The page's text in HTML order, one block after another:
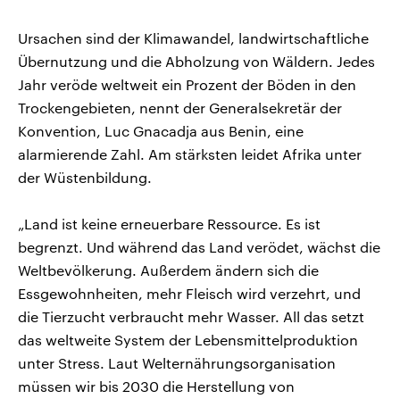
Ursachen sind der Klimawandel, landwirtschaftliche
Übernutzung und die Abholzung von Wäldern. Jedes
Jahr veröde weltweit ein Prozent der Böden in den
Trockengebieten, nennt der Generalsekretär der
Konvention, Luc Gnacadja aus Benin, eine
alarmierende Zahl. Am stärksten leidet Afrika unter
der Wüstenbildung.
„Land ist keine erneuerbare Ressource. Es ist
begrenzt. Und während das Land verödet, wächst die
Weltbevölkerung. Außerdem ändern sich die
Essgewohnheiten, mehr Fleisch wird verzehrt, und
die Tierzucht verbraucht mehr Wasser. All das setzt
das weltweite System der Lebensmittelproduktion
unter Stress. Laut Welternährungsorganisation
müssen wir bis 2030 die Herstellung von